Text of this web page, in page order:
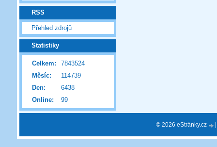
RSS
Přehled zdrojů
Statistiky
Online: 99
Celkem:
7843524
Měsíc:
114739
Den:
6438
© 2026 eStránky.cz